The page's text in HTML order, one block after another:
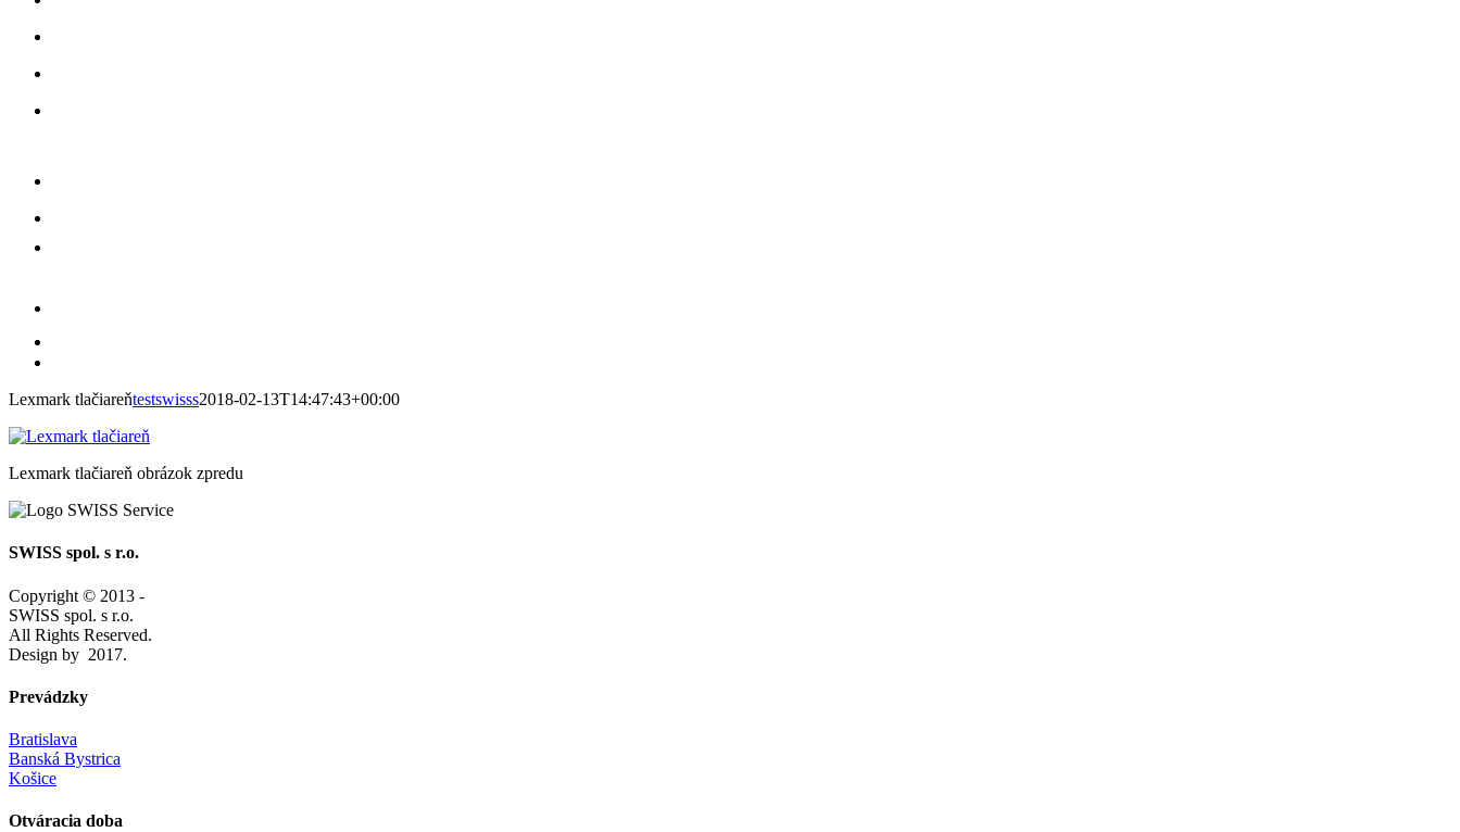
Lexmark tlačiareňtestswisss2018-02-13T14:47:43+00:00
Lexmark tlačiareň obrázok zpredu
SWISS spol. s r.o.
Copyright © 2013 -
SWISS spol. s r.o.
All Rights Reserved.
Design by 2017.
Prevádzky
Bratislava
Banská Bystrica
Košice
Otváracia doba